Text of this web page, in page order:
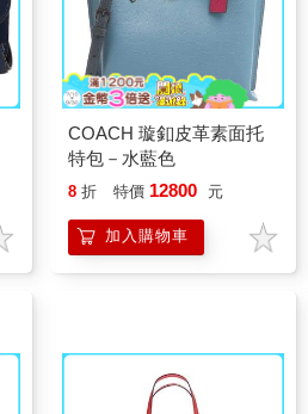
COACH 璇釦皮革素面托
特包－水藍色
8 折 特價 12800 元
加入購物車